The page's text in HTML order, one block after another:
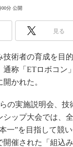
00分 公開
見る
術者の育成を目
通称「ETロボコン
開かれた。
の実施説明会、技
シップ大会では、
一”を目指して競
催された「組込